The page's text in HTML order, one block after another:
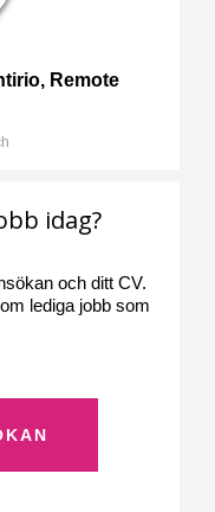
Remote
idag?
och ditt CV.
lediga jobb som